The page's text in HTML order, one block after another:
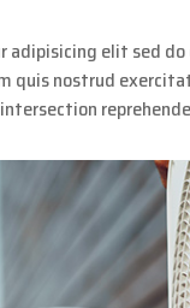
adipisicing elit sed
quis nostrud